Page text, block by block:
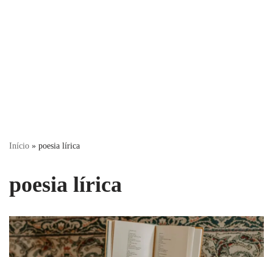
Início » poesia lírica
poesia lírica